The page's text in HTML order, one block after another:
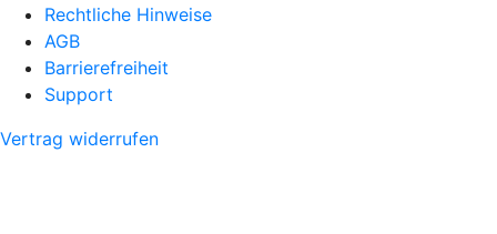
Rechtliche Hinweise
AGB
Barrierefreiheit
Support
Vertrag widerrufen